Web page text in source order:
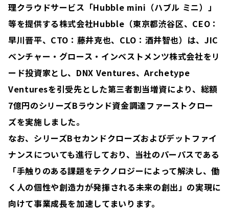
理クラウドサービス「Hubble mini（ハブル ミニ）」
等を提供する株式会社Hubble（東京都渋谷区、CEO：
早川晋平、CTO：藤井克也、CLO：酒井智也）は、JIC
ベンチャー・グロース・インベストメンツ株式会社をリ
ード投資家とし、DNX Ventures、Archetype
Venturesを引受先とした第三者割当増資により、総額
7億円のシリーズBラウンド資金調達ファーストクロー
ズを実施しました。
なお、シリーズBセカンドクローズおよびデットファイ
ナンスについても進行しており、当社のパーパスである
「手触りのある課題をテクノロジーによって解決し、働
く人の個性や創造力が発揮される未来の創出」の実現に
向けて事業成長を加速してまいります。